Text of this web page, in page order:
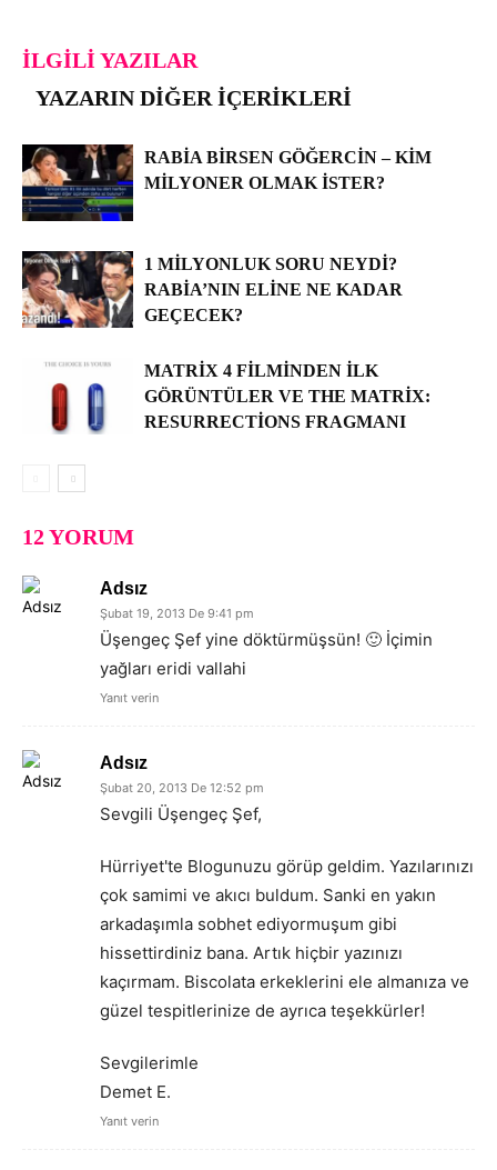
İLGILI YAZILAR
YAZARIN DIĞER İÇERIKLERI
RABIA BIRSEN GÖĞERCIN – KIM
MILYONER OLMAK İSTER?
1 MILYONLUK SORU NEYDI?
RABIA’NIN ELINE NE KADAR
GEÇECEK?
MATRIX 4 FILMINDEN İLK
GÖRÜNTÜLER VE THE MATRIX:
RESURRECTIONS FRAGMANI
12 YORUM
Adsız
Şubat 19, 2013 De 9:41 pm
Üşengeç Şef yine döktürmüşsün! 🙂 İçimin
yağları eridi vallahi
Yanıt verin
Adsız
Şubat 20, 2013 De 12:52 pm
Sevgili Üşengeç Şef,
Hürriyet'te Blogunuzu görüp geldim. Yazılarınızı
çok samimi ve akıcı buldum. Sanki en yakın
arkadaşımla sobhet ediyormuşum gibi
hissettirdiniz bana. Artık hiçbir yazınızı
kaçırmam. Biscolata erkeklerini ele almanıza ve
güzel tespitlerinize de ayrıca teşekkürler!
Sevgilerimle
Demet E.
Yanıt verin